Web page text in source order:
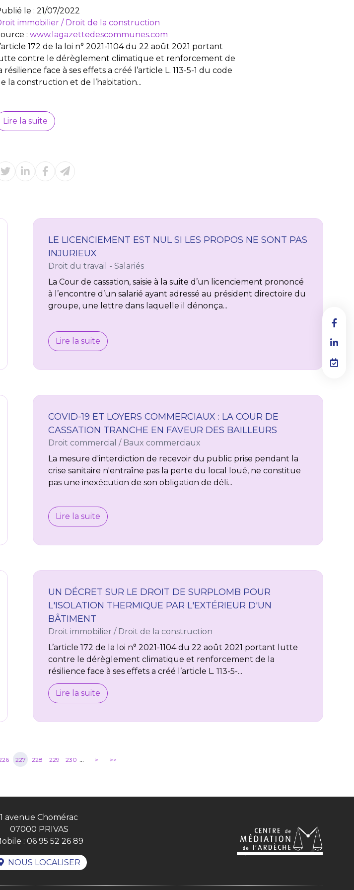
le : 21/07/2022
immobilier / Droit de la construction
: www.lagazettedescommunes.com
172 de la loi n° 2021-1104 du 22 août 2021 portant
contre le dérèglement climatique et renforcement de
résilience face à ses effets a créé l’article L. 113-5-1 du code
la construction et de l’habitation...
Lire la suite
LE LICENCIEMENT EST NUL SI LES PROPOS NE SONT PAS
INJURIEUX
Droit du travail - Salariés
La Cour de cassation, saisie à la suite d’un licenciement prononcé
à l’encontre d’un salarié ayant adressé au président directoire du
groupe, une lettre dans laquelle il dénonça...
Lire la suite
COVID-19 ET LOYERS COMMERCIAUX : LA COUR DE
CASSATION TRANCHE EN FAVEUR DES BAILLEURS
Droit commercial / Baux commerciaux
La mesure d'interdiction de recevoir du public prise pendant la
crise sanitaire n'entraîne pas la perte du local loué, ne constitue
pas une inexécution de son obligation de déli...
Lire la suite
UN DÉCRET SUR LE DROIT DE SURPLOMB POUR
L'ISOLATION THERMIQUE PAR L'EXTÉRIEUR D'UN
BÂTIMENT
Droit immobilier / Droit de la construction
L’article 172 de la loi n° 2021-1104 du 22 août 2021 portant lutte
contre le dérèglement climatique et renforcement de la
résilience face à ses effets a créé l’article L. 113-5-...
Lire la suite
227 228 229 230 ... > >>
1 avenue Chomérac
07000 PRIVAS
: 06 95 52 26 89
NOUS LOCALISER